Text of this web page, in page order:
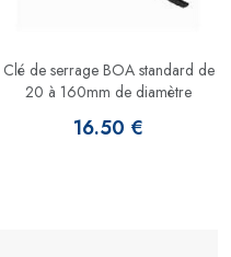
Clé de serrage BOA standard de
20 à 160mm de diamètre
16.50 €